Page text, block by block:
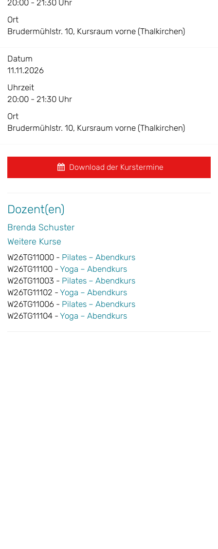
20:00 - 21:30 Uhr
Ort
Brudermühlstr. 10, Kursraum vorne (Thalkirchen)
Datum
11.11.2026
Uhrzeit
20:00 - 21:30 Uhr
Ort
Brudermühlstr. 10, Kursraum vorne (Thalkirchen)
Download der Kurstermine
Dozent(en)
Brenda Schuster
Weitere Kurse
W26TG11000 - Pilates – Abendkurs
W26TG11100 - Yoga – Abendkurs
W26TG11003 - Pilates – Abendkurs
W26TG11102 - Yoga – Abendkurs
W26TG11006 - Pilates – Abendkurs
W26TG11104 - Yoga – Abendkurs